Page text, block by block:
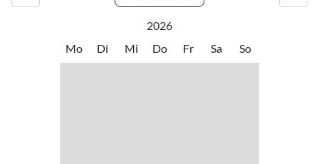
2026
Mo
Di Mi Do Fr Sa So